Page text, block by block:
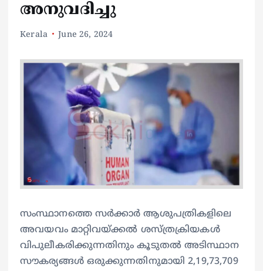
അനുവദിച്ചു
Kerala June 26, 2024
സംസ്ഥാനത്തെ സര്‍ക്കാര്‍ ആശുപത്രികളിലെ
അവയവം മാറ്റിവയ്ക്കല്‍ ശസ്ത്രക്രിയകള്‍
വിപുലീകരിക്കുന്നതിനും കൂടുതല്‍ അടിസ്ഥാന
സൗകര്യങ്ങള്‍ ഒരുക്കുന്നതിനുമായി 2,19,73,709